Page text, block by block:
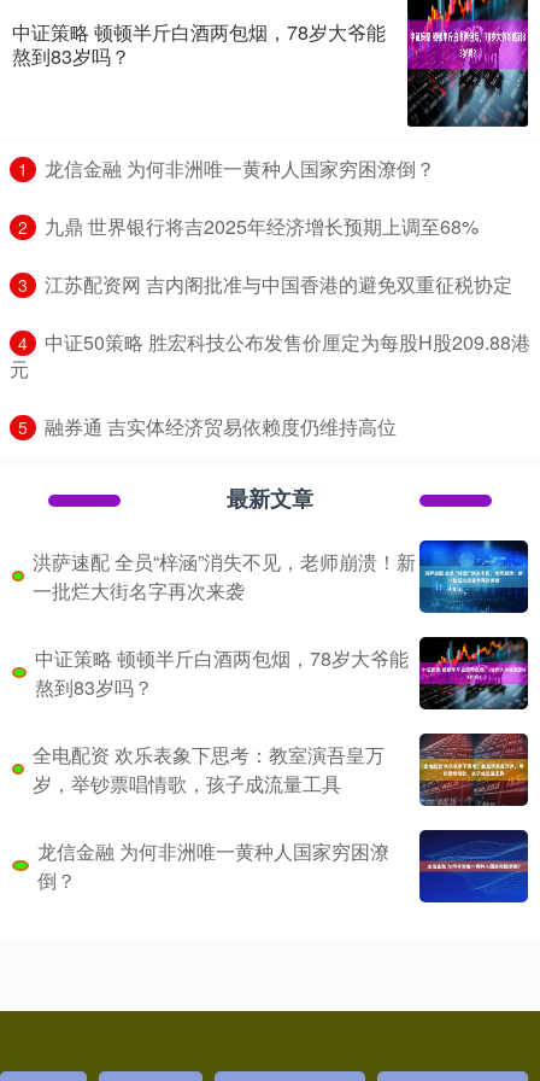
中证策略 顿顿半斤白酒两包烟，78岁大爷能
熬到83岁吗？
1 ​龙信金融 为何非洲唯一黄种人国家穷困潦倒？
2 ​九鼎 世界银行将吉2025年经济增长预期上调至68%
3 ​江苏配资网 吉内阁批准与中国香港的避免双重征税协定
4
​中证50策略 胜宏科技公布发售价厘定为每股H股209.88港
元
5 ​融券通 吉实体经济贸易依赖度仍维持高位
最新文章
洪萨速配 全员“梓涵”消失不见，老师崩溃！新
一批烂大街名字再次来袭
中证策略 顿顿半斤白酒两包烟，78岁大爷能
熬到83岁吗？
全电配资 欢乐表象下思考：教室演吾皇万
岁，举钞票唱情歌，孩子成流量工具
龙信金融 为何非洲唯一黄种人国家穷困潦
倒？